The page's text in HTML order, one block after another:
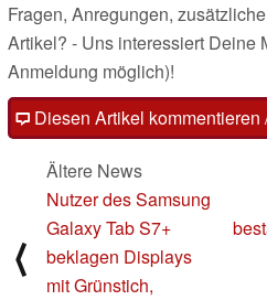
Fragen, Anregungen,
Artikel? - Uns interessiert Deine
Anmeldung möglich)!
Diesen Artikel kommentieren
⟨
Ältere News
Nutzer des Samsung
Galaxy Tab S7+
beklagen Displays
mit Grünstich,